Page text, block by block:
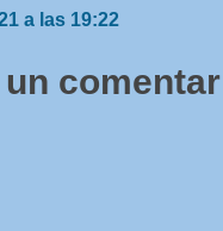
a las 19:22